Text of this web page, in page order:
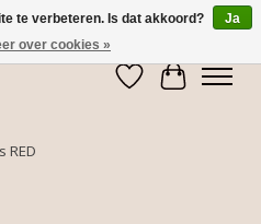
Verlanglijst
RED
te verbeteren. Is dat akkoord?
Ja
over cookies »